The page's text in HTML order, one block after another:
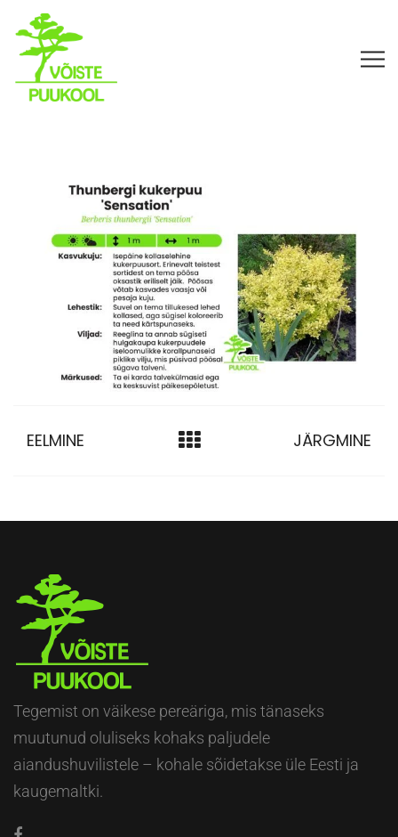
EELMINE JÄRGMINE
Tegemist on väikese pereäriga, mis tänaseks
muutunud oluliseks kohaks paljudele
aiandushuvilistele – kohale sõidetakse üle Eesti ja
kaugemaltki.